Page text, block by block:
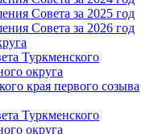
Совета за 2025 год
Совета за 2026 год
Туркменского
округа
края первого созыва
Туркменского
округа